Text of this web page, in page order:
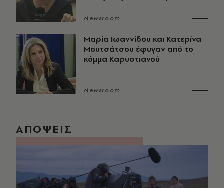
Newsroom
Μαρία Ιωαννίδου και Κατερίνα
Μουτσάτσου έφυγαν από το
κόμμα Καρυστιανού
Newsroom
ΑΠΟΨΕΙΣ